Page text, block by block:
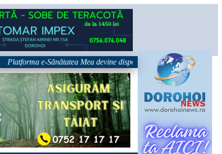
e-Sănătatea Mea devine disponibilă pe 1 septembrie: pacientul